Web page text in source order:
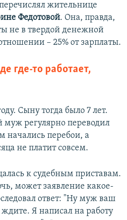
жительнице
Федотовой. Она, правда,
не в твердой денежной
– 25% от зарплаты.
где-то работает,
Сыну тогда было 7 лет.
регулярно переводил
начались перебои, а
не платит совсем.
к судебным приставам.
может заявление какое-
ответ: "Ну муж ваш
ждите. Я написал на работу